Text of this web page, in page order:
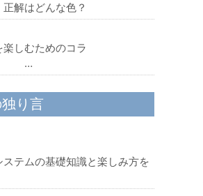
解はどんな色？
しむためのコラ
…
り言
ステムの基礎知識と楽しみ方を